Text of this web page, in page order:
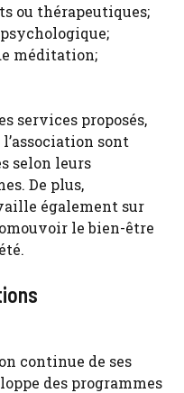
ou thérapeutiques;
méditation;
services proposés,
sont
selon leurs
De plus,
également sur
le bien-être
continue de ses
des programmes